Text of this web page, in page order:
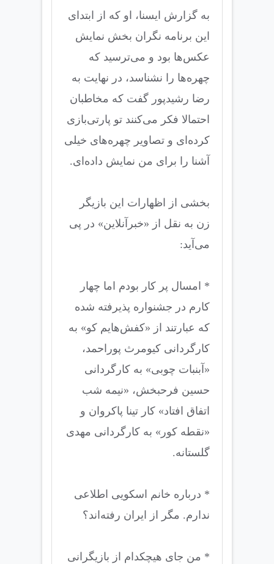
به گزارش ایسنا، او که از ابتدای
این برنامه نگران بخش نمایش
عکس‌ها بود و می‌ترسید که
چهره‌ها را نشناسد، در نهایت به
رضا رشیدپور گفت که مخاطبان
احتمالا فکر می‌کنند تو پارتی‌بازی
کرده‌ای و تصاویر چهره‌های خیلی
آشنا را برای من نمایش داده‌ای.
بخشی از اظهارات این بازیگر
زن به نقل از «خبرآنلاین» در پی
می‌آید:
* امسال پر کار بودم اما چهار
کارم در جشنواره پذیرفته شده
که عبارتند از «کفش‌هایم کو» به
کارگردانی کیومرث پوراحمد،
«آبنبات چوبی» به کارگردانی
حسین فرحبخش، «نیمه شب
اتفاق افتاد» کار تینا پاکروان و
«نقطه کور» به کارگردانی مهدی
گلستانه.
* درباره خانم اسکویی اطلاعی
ندارم. مگر از ایران رفته‌اند؟
* من جای هیچکدام از بازیگرانی